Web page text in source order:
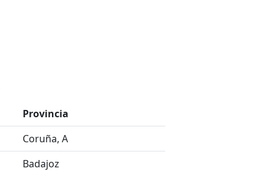
Provincia
Coruña, A
Badajoz